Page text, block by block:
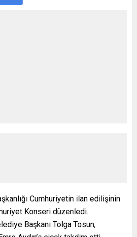
Cumhuriyetin ilan edilişinin
Konseri düzenledi.
Başkanı Tolga Tosun,